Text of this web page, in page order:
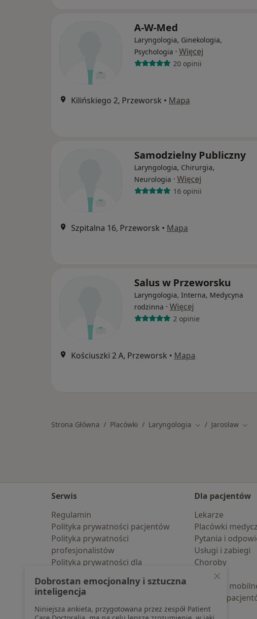
A-W-Med
Laryngologia, Ginekologia,
Psychologia · Więcej
20 opinii
Kilińskiego 2, Przeworsk • Mapa
Samodzielny Publiczny
Laryngologia, Chirurgia,
Neurologia · Więcej
16 opinii
Szpitalna 16, Przeworsk • Mapa
Salus w Przeworsku
Laryngologia, Interna, Medycyna
rodzinna · Więcej
2 opinie
Kościuszki 2 A, Przeworsk • Mapa
Strona Główna Placówki Laryngologia Zmień miasto
Jarosław
Serwis
Regulamin
Polityka prywatności pacjentów
Polityka prywatności
profesjonalistów
Polityka prywatności dla
pozyskaliśmy samodzielnie
Polityka cookies
Jak działają wyniki wyszukiwania
Dla pacjentów
Lekarze
Placówki
Pytania i
Usługi i zabiegi
Choroby
Pomoc
Aplikacje
Blog dla
Dobrostan emocjonalny i sztuczna
inteligencja
Niniejsza ankieta, przygotowana przez zespół Patient